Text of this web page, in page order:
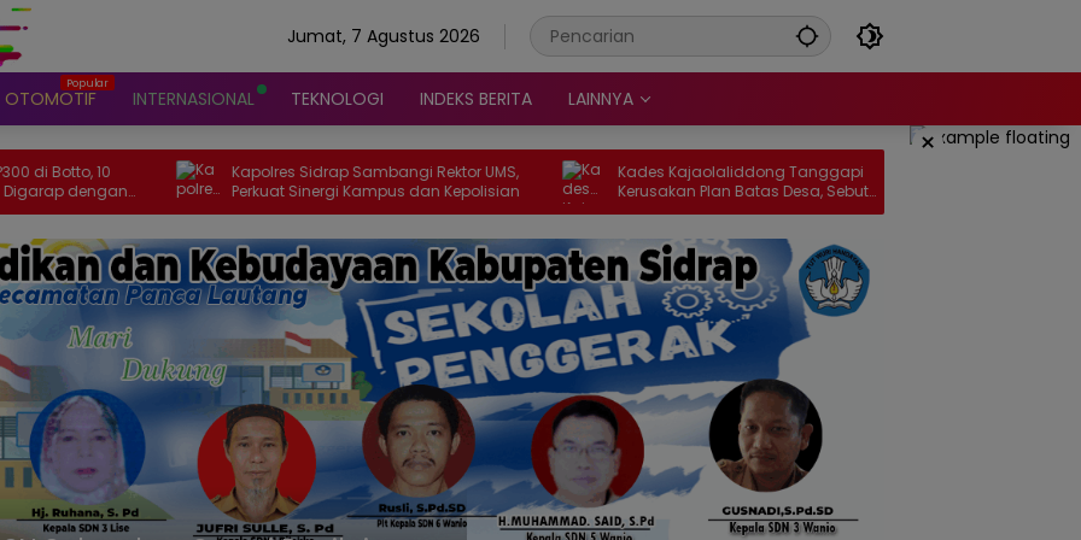
Jumat, 7 Agustus 2026
OTOMOTIF INTERNASIONAL TEKNOLOGI INDEKS BERITA LAINNYA
×
Kapolres Sidrap Sambangi Rektor UMS,
Perkuat Sinergi Kampus dan Kepolisian
Kades Kajaolaliddong Tanggapi
Kerusakan Plan Batas Desa, Sebut
Perbaikan Dianggarkan Tahun 2027
Mahasiswa KKN Unhas Laksanakan
Program Matti BCS untuk Menilai
Tubuh dan Estimasi Berat Badan